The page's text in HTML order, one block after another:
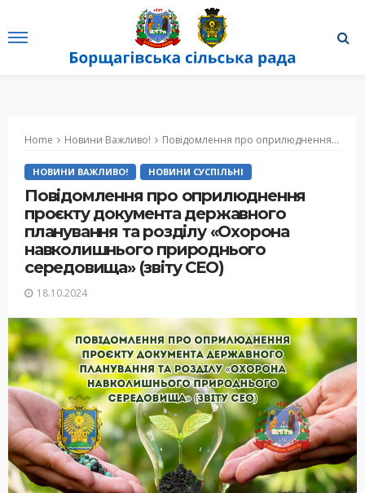
Home Новини Важливо! Повідомлення про оприлюднення проєкту документа державного планування та розділу «Охорона навколишнього природнього середовища» (звіту СЕО)
НОВИНИ ВАЖЛИВО! НОВИНИ СУСПІЛЬНІ
Повідомлення про оприлюднення
проєкту документа державного
планування та розділу «Охорона
навколишнього природнього
середовища» (звіту СЕО)
18.10.2024